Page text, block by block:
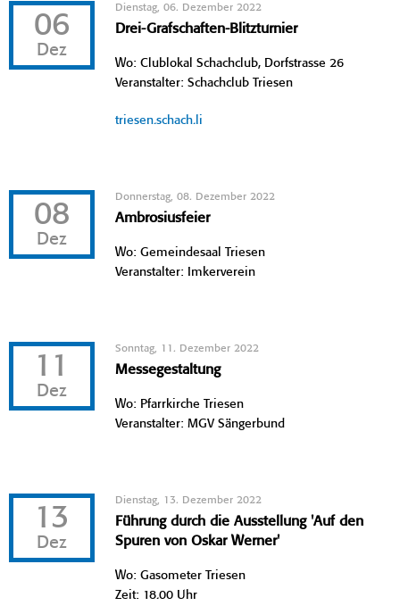
06
Dez
Dienstag, 06. Dezember 2022
Drei-Grafschaften-Blitzturnier
Wo: Clublokal Schachclub, Dorfstrasse 26
Veranstalter: Schachclub Triesen
triesen.schach.li
08
Dez
Donnerstag, 08. Dezember 2022
Ambrosiusfeier
Wo: Gemeindesaal Triesen
Veranstalter: Imkerverein
11
Dez
Sonntag, 11. Dezember 2022
Messegestaltung
Wo: Pfarrkirche Triesen
Veranstalter: MGV Sängerbund
13
Dez
Dienstag, 13. Dezember 2022
Führung durch die Ausstellung 'Auf den
Spuren von Oskar Werner'
Wo: Gasometer Triesen
Zeit: 18.00 Uhr